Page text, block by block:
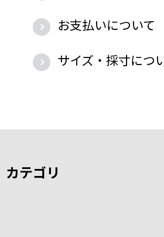
お支払いについて
サイズ・採寸につ
カテゴリ